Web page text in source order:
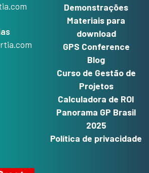
Demonstrações
Materiais para
download
GPS Conference
Blog
Curso de Gestão de
Projetos
Calculadora de ROI
Panorama GP Brasil
2025
Política de privacidade